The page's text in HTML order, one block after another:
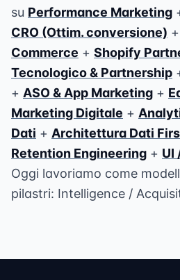
su Performance Marketing
CRO (Ottim. conversione) +
Commerce + Shopify
Tecnologico & Partnership
+ ASO & App Marketing +
Marketing Digitale +
Dati + Architettura Dati
Retention Engineering + UI
Oggi lavoriamo come
pilastri: Intelligence /